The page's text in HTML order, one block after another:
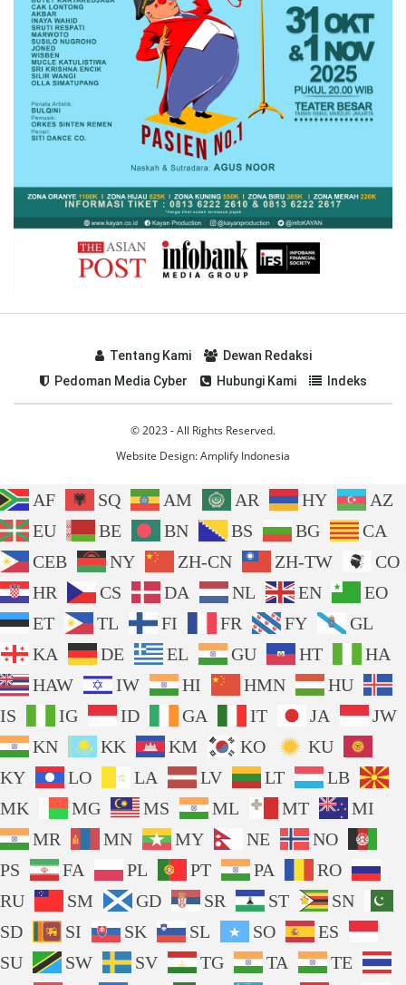
Tentang Kami
Dewan Redaksi
Pedoman Media Cyber
Hubungi Kami Indeks
© 2023 - All Rights Reserved.
Website Design:Amplify Indonesia
AF SQ AM AR HY
AZ
EU
BE BN BS BG
CA
CEB
NY ZH-CN ZH-TW
CO
HR
CS DA NL EN
EO
ET
TL FI FR FY
GL
KA
DE EL GU HT
HA
HAW
IW HI HMN
HU
IS
IG ID GA IT JA
JW
KN
KK KM KO
KU
KY
LO LA LV LT
LB
MK
MG MS ML MT
MI
MR
MN MY NE
NO
PS
FA PL PT PA
RO
RU
SM GD SR ST
SN
SD
SI SK SL SO
ES
SU
SW SV TG TA
TE